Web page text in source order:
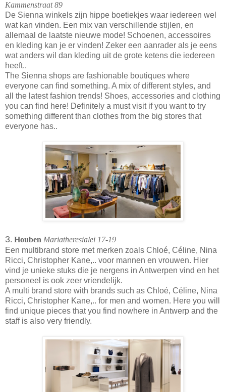
Kammenstraat 89
De Sienna winkels zijn hippe boetiekjes waar iedereen wel
wat kan vinden. Een mix van verschillende stijlen, en
allemaal de laatste nieuwe mode! Schoenen, accessoires
en kleding kan je er vinden! Zeker een aanrader als je eens
wat anders wil dan kleding uit de grote ketens die iedereen
heeft..
The Sienna shops are fashionable boutiques where
everyone can find something. A mix of different styles, and
all the latest fashion trends! Shoes, accessories and clothing
you can find here! Definitely a must visit if you want to try
something different than clothes from the big stores that
everyone has..
3. Houben Mariatheresialei 17-19
Een multibrand store met merken zoals Chloé, Céline, Nina
Ricci, Christopher Kane,.. voor mannen en vrouwen. Hier
vind je unieke stuks die je nergens in Antwerpen vind en het
personeel is ook zeer vriendelijk.
A multi brand store with brands such as Chloé, Céline, Nina
Ricci, Christopher Kane,.. for men and women. Here you will
find unique pieces that you find nowhere in Antwerp and the
staff is also very friendly.